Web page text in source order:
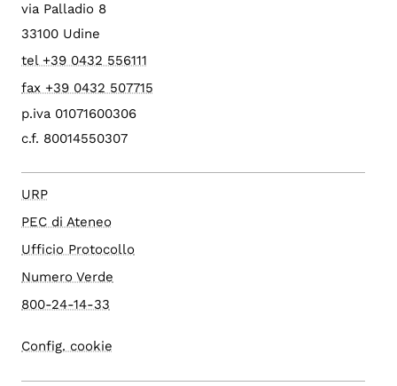
via Palladio 8
33100 Udine
tel +39 0432 556111
fax +39 0432 507715
p.iva 01071600306
c.f. 80014550307
URP
PEC di Ateneo
Ufficio Protocollo
Numero Verde
800-24-14-33
Config. cookie